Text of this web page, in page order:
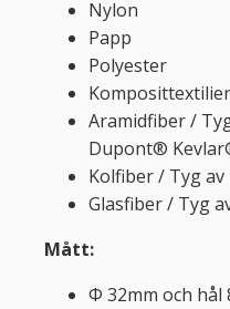
Nylon
Papp
Polyester
Aramidfiber /
Dupont®
Kolfiber / Tyg
Glasfiber / Tyg
Mått:
Φ 32mm och hål